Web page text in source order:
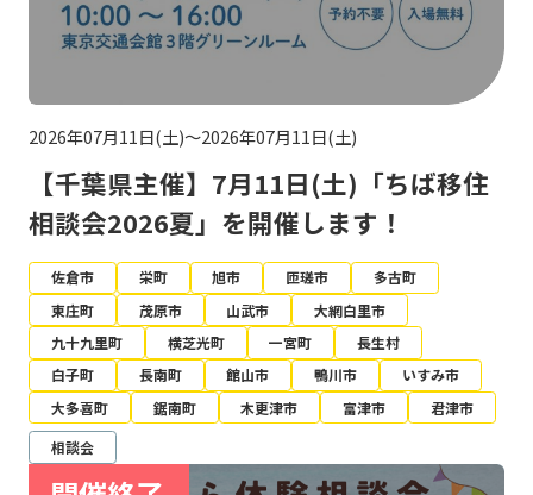
2026年07月11日(土)～2026年07月11日(土)
【千葉県主催】7月11日(土)「ちば移住
相談会2026夏」を開催します！
佐倉市 栄町 旭市 匝瑳市
多古町
東庄町
茂原市 山武市
大網白里市
九十九里町
横芝光町 一宮町
長生村
白子町
長南町 館山市 鴨川市
いすみ市
大多喜町
鋸南町 木更津市 富津市
君津市
相談会